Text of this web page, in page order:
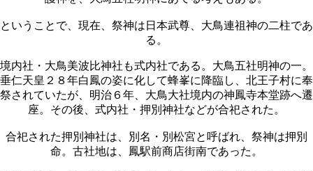
ということで、現在、祭神は日本武尊、大鳥連祖神の二柱であ
る。
境内社・大鳥美波比神社も式内社である。大鳥五社明神の一。
垂仁天皇２８年白鳳の姿に化して蜂峯に降臨し、北王子村に奉
祭されていたが、明治６年、大鳥大社境内の神鳳寺本堂跡へ遷
座。その後、式内社・押別神社などが合祀された。
合祀された押別神社は、別名・別松宮と呼ばれ、祭神は押別
命。古社地は、鳳駅前商店街南であった。